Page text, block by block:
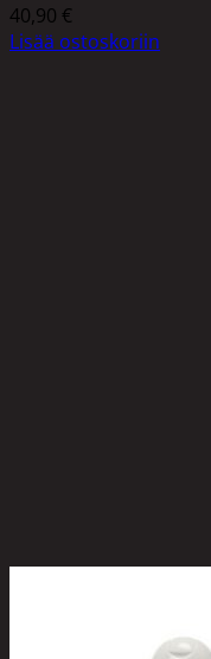
40,90 €
Lisää ostoskoriin